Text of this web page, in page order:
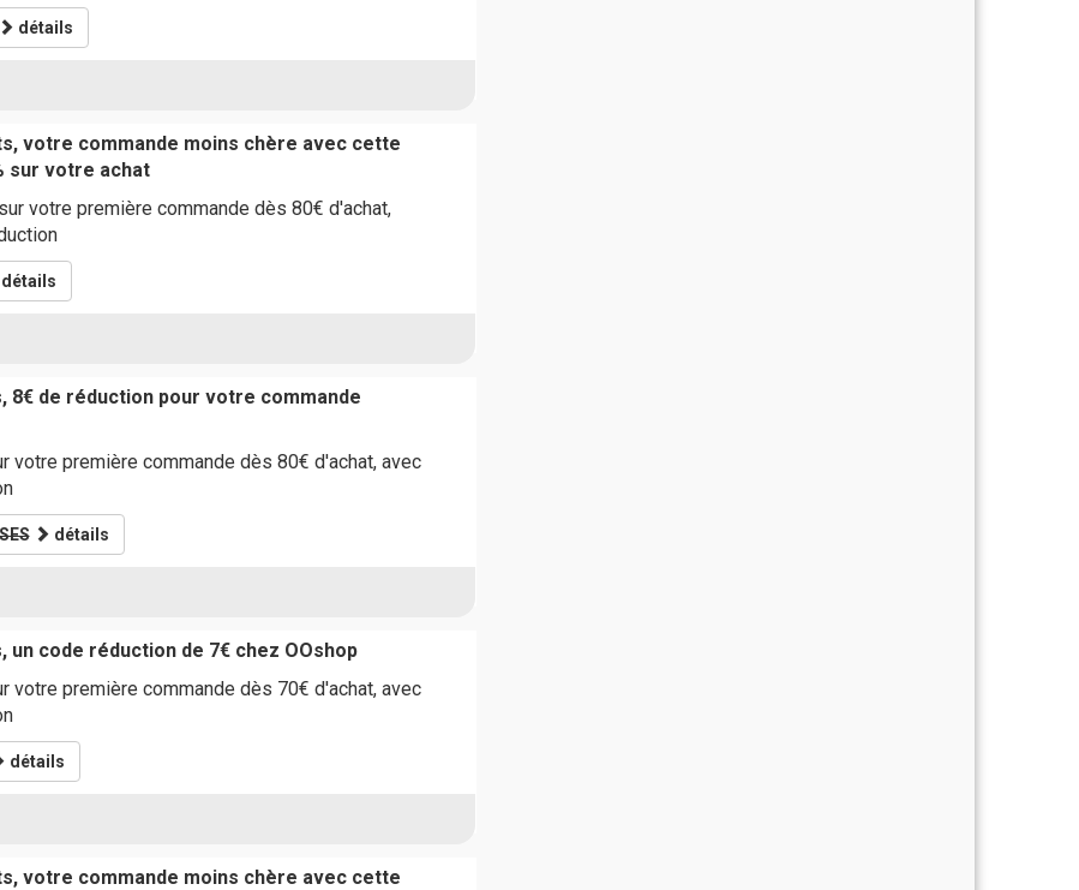
détails
votre commande moins chère avec cette
sur votre achat
votre première commande dès 80€ d'achat,
détails
8€ de réduction pour votre commande
votre première commande dès 80€ d'achat, avec
détails
un code réduction de 7€ chez OOshop
votre première commande dès 70€ d'achat, avec
détails
votre commande moins chère avec cette